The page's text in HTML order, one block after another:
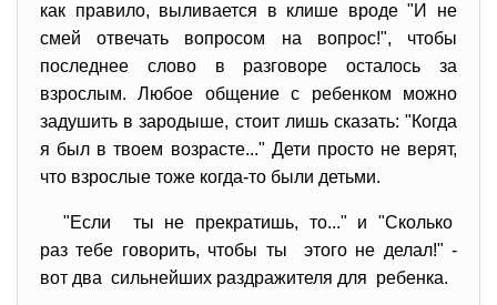
как правило, выливается в клише вроде "И не
смей отвечать вопросом на вопрос!", чтобы
последнее слово в разговоре осталось за
взрослым. Любое общение с ребенком можно
задушить в зародыше, стоит лишь сказать: "Когда
я был в твоем возрасте..." Дети просто не верят,
что взрослые тоже когда-то были детьми.
"Если ты не прекратишь, то..." и "Сколько
раз тебе говорить, чтобы ты этого не делал!" -
вот два сильнейших раздражителя для ребенка.